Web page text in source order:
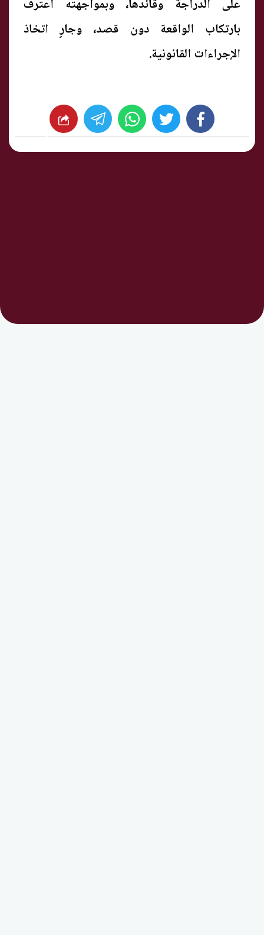
على الدراجة وقائدها، وبمواجهته اعترف
بارتكاب الواقعة دون قصد، وجارٍ اتخاذ
الإجراءات القانونية.
facebook
twitter
whats شارك